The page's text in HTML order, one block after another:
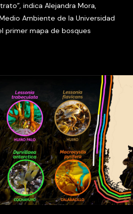
indica Alejandra Mora,
Ambiente de la Universidad
primer mapa de bosques